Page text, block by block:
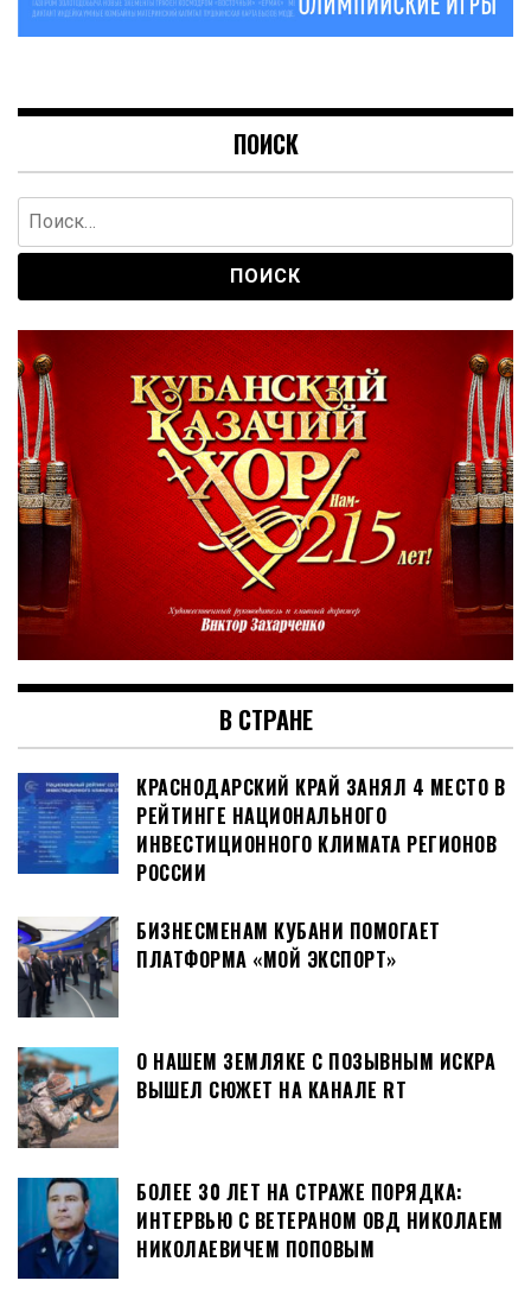
ПОИСК
Найти:
В СТРАНЕ
КРАСНОДАРСКИЙ КРАЙ ЗАНЯЛ 4 МЕСТО В
РЕЙТИНГЕ НАЦИОНАЛЬНОГО
ИНВЕСТИЦИОННОГО КЛИМАТА РЕГИОНОВ
РОССИИ
БИЗНЕСМЕНАМ КУБАНИ ПОМОГАЕТ
ПЛАТФОРМА «МОЙ ЭКСПОРТ»
О НАШЕМ ЗЕМЛЯКЕ С ПОЗЫВНЫМ ИСКРА
ВЫШЕЛ СЮЖЕТ НА КАНАЛЕ RT
БОЛЕЕ 30 ЛЕТ НА СТРАЖЕ ПОРЯДКА:
ИНТЕРВЬЮ С ВЕТЕРАНОМ ОВД НИКОЛАЕМ
НИКОЛАЕВИЧЕМ ПОПОВЫМ